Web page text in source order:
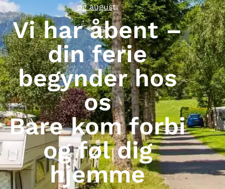
og august.
Vi har åbent –
din ferie
begynder hos
os
Bare kom forbi
og føl dig
hjemme